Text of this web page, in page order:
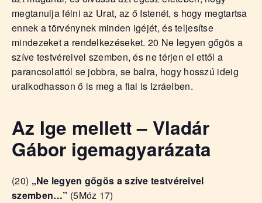
megtanulja félni az Urat, az ő Istenét, s hogy megtartsa
ennek a törvénynek minden igéjét, és teljesítse
mindezeket a rendelkezéseket. 20 Ne legyen gőgös a
szíve testvéreivel szemben, és ne térjen el ettől a
parancsolattól se jobbra, se balra, hogy hosszú ideig
uralkodhasson ő is meg a fiai is Izráelben.
Az Ige mellett – Vladár
Gábor igemagyarázata
(20) „Ne legyen gőgös a szíve testvéreivel
szemben…” (5Móz 17)